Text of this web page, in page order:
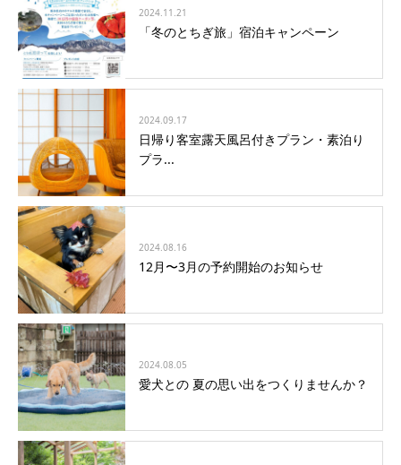
2024.11.21
「冬のとちぎ旅」宿泊キャンペーン
2024.09.17
日帰り客室露天風呂付きプラン・素泊り
プラ...
2024.08.16
12月〜3月の予約開始のお知らせ
2024.08.05
愛犬との 夏の思い出をつくりませんか？